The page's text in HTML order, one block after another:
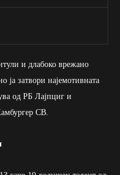
и длабоко врежано
ја затвори најемотивната
од РБ Лајпциг и
СВ.